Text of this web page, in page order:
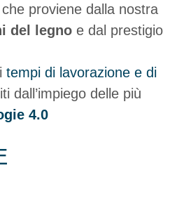
proviene dalla nostra
del legno e dal prestigio
tempi di lavorazione e di
dall’impiego delle più
4.0